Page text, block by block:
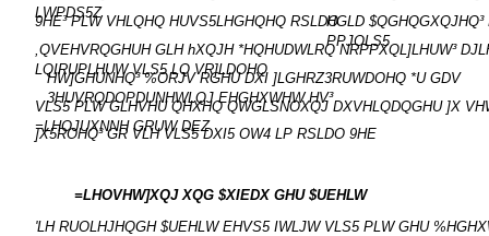
LWPDS5Z
9HE³ PLW VHLQHQ HUVS5LHGHQHQ RSLDOHGLD
PPJOLS5
,QVEHVRQGHUH GLH hXQJH *HQHUDWLRQ NRPPXQL]LHUW³
LQIRUPLHUW VLS5 LQ VR]LDOHQ
HW]GHUNHQ³ %ORJV RGHU DXI ]LGHRZ3RUWDOHQ *U GDV
3HUVRQDOPDUNHWLQJ EHGHXWHW HV³
VLS5 PLW GLHVHU QHXHQ QWGLSNOXQJ DXVHLQDQGHU ]X
=LHOJUXNNH GRUW DEZ
]X5ROHQ³ GR VLH VLS5 DXI5 OW4 LP RSLDO 9HE
=LHOVHW]XQJ XQG $XIEDX GHU $UEHLW
'LH RUOLHJHQGH $UEHLW EHVS5 IWLJW VLS5 PLW GHU